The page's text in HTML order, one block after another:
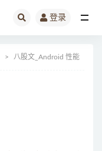
登录
八股文_Android 性能